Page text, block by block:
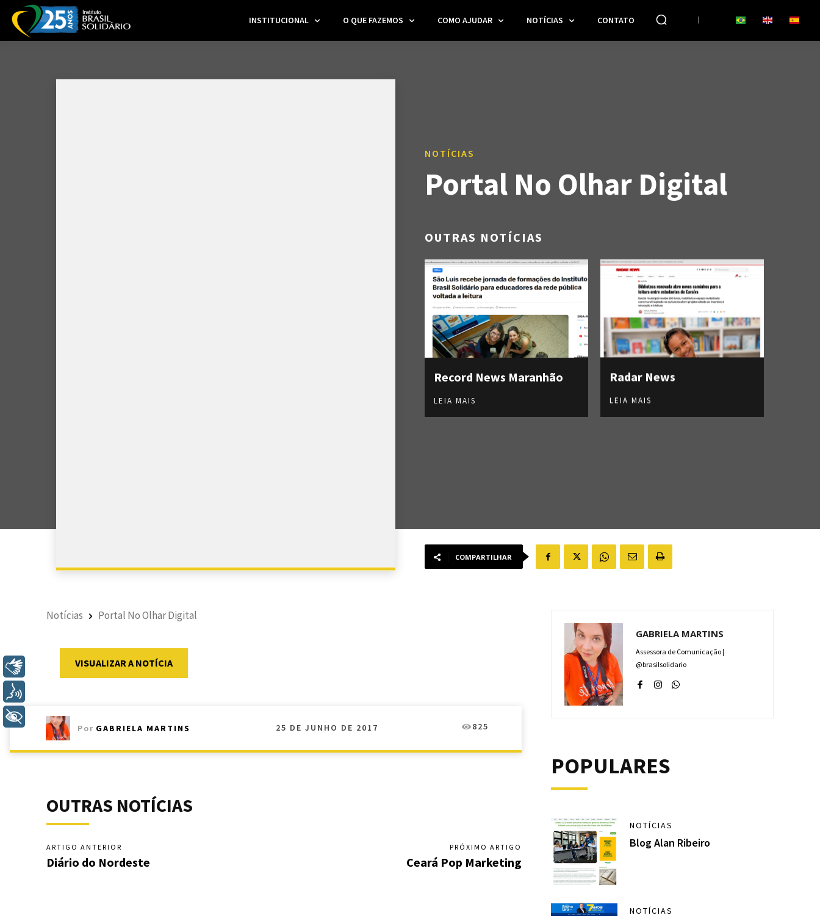
INSTITUCIONAL O QUE FAZEMOS COMO AJUDAR NOTÍCIAS CONTATO
NOTÍCIAS
Portal No Olhar Digital
OUTRAS NOTÍCIAS
Record News Maranhão
LEIA MAIS
Radar News
LEIA MAIS
COMPARTILHAR
Notícias Portal No Olhar Digital
VISUALIZAR A NOTÍCIA
Por GABRIELA MARTINS 25 DE JUNHO DE 2017 825
OUTRAS NOTÍCIAS
ARTIGO ANTERIOR
Diário do Nordeste
PRÓXIMO ARTIGO
Ceará Pop Marketing
GABRIELA MARTINS
Assessora de Comunicação |
@brasilsolidario
POPULARES
NOTÍCIAS
Blog Alan Ribeiro
NOTÍCIAS
+ Acessibilidade